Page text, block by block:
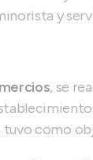
y
, se
tuvo como